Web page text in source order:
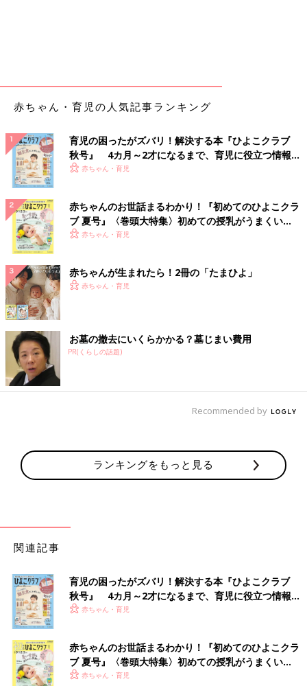
◾️ドライシート
後に汚れた机やランチョンマットを拭くのに、毎日使っていま
す」（ちい）
◾️紙パックホルダー
「セリアの紙パックジュース用のホルダー！これに入れておかな
いと子どもが握りつぶして飲み物が噴射します(泣)」（あんこも
ち）
あれこれ買い過ぎないために、リストを作って購入
プのお気に入りのアイテムを聞いてみました。
ですね。日常的に活用する日用品が揃っているので、私もよく利
用しています。
私が、リピ買いしているオススメアイテムは、主に３つの商品で
す。
野菜が長持ちする鮮度保存袋は、野菜を入れて保存しておくだけ
赤ちゃん・育児の人気記事ランキング
育児の困ったがズバリ！解決する本『ひよこクラブ
秋号』 4カ月～2才になるまで、育児に役立つ情報が
いっぱい！
赤ちゃん・育児
赤ちゃんのお世話まるわかり！『初めてのひよこクラ
ブ 夏号』〈巻頭大特集〉初めての授乳がうまくい
く！ おっぱい・ミルクの基本と夏のトラブル 解決テ
赤ちゃん・育児
赤ちゃんが生まれたら！2冊の「たまひよ」
赤ちゃん・育児
お墓の撤去にいくらかかる？墓じまい費用
PR(くらしの話題)
Recommended by
ランキングをもっと見る
関連記事
育児の困ったがズバリ！解決する本『ひよこクラブ
秋号』 4カ月～2才になるまで、育児に役立つ情報が
いっぱい！
赤ちゃん・育児
赤ちゃんのお世話まるわかり！『初めてのひよこクラ
ブ 夏号』〈巻頭大特集〉初めての授乳がうまくい
く！ おっぱい・ミルクの基本と夏のトラブル 解決テ
赤ちゃん・育児